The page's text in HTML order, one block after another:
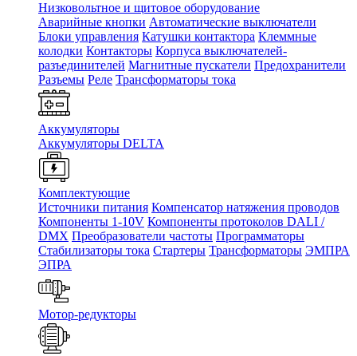
Низковольтное и щитовое оборудование
Аварийные кнопки Автоматические выключатели
Блоки управления Катушки контактора Клеммные
колодки Контакторы Корпуса выключателей-
разъединителей Магнитные пускатели Предохранители
Разъемы Реле Трансформаторы тока
Аккумуляторы
Аккумуляторы DELTA
Комплектующие
Источники питания Компенсатор натяжения проводов
Компоненты 1-10V Компоненты протоколов DALI /
DMX Преобразователи частоты Программаторы
Стабилизаторы тока Стартеры Трансформаторы ЭМПРА
ЭПРА
Мотор-редукторы